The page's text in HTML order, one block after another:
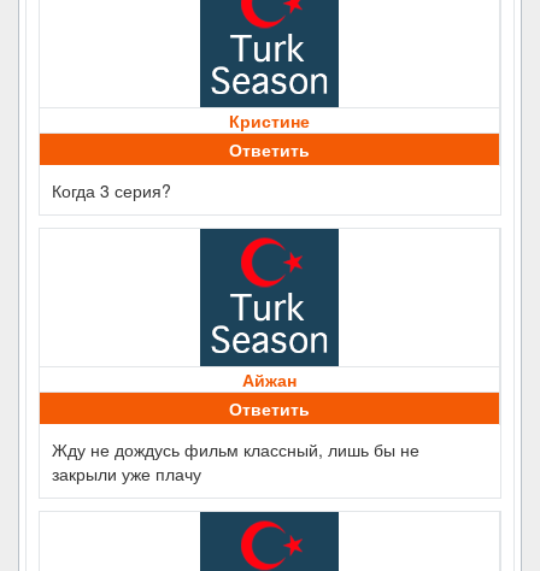
Кристине
Ответить
Когда 3 серия?
Айжан
Ответить
Жду не дождусь фильм классный, лишь бы не
закрыли уже плачу